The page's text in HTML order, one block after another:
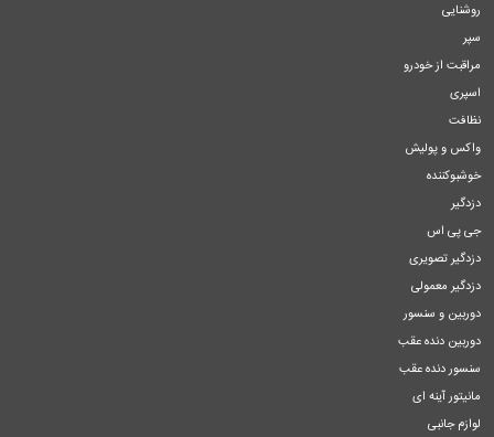
روشنایی
سپر
مراقبت از خودرو
اسپری
نظافت
واکس و پولیش
خوشبوکننده
دزدگیر
جی پی اس
دزدگیر تصویری
دزدگیر معمولی
دوربین و سنسور
دوربین دنده عقب
سنسور دنده عقب
مانیتور آینه ای
لوازم جانبی